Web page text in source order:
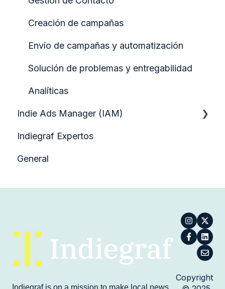
Creación de campañas
Envío de campañas y automatización
Solución de problemas y entregabilidad
Analíticas
Indie Ads Manager (IAM)
Informes y Estadísticas
Artículos Esenciales
Indiegraf Expertos
General
Copyright